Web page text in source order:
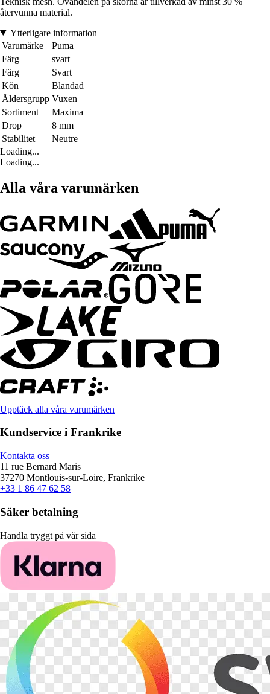
återvunna material.
Ytterligare information
Varumärke
Puma
Färg
svart
Färg
Svart
Kön
Blandad
Åldersgrupp Vuxen
Sortiment
Maxima
Drop
8 mm
Stabilitet
Neutre
Loading...
Loading...
Alla våra varumärken
Upptäck alla våra varumärken
Kundservice i Frankrike
Kontakta oss
11 rue Bernard Maris
37270 Montlouis-sur-Loire, Frankrike
+33 1 86 47 62 58
Säker betalning
Handla tryggt på vår sida